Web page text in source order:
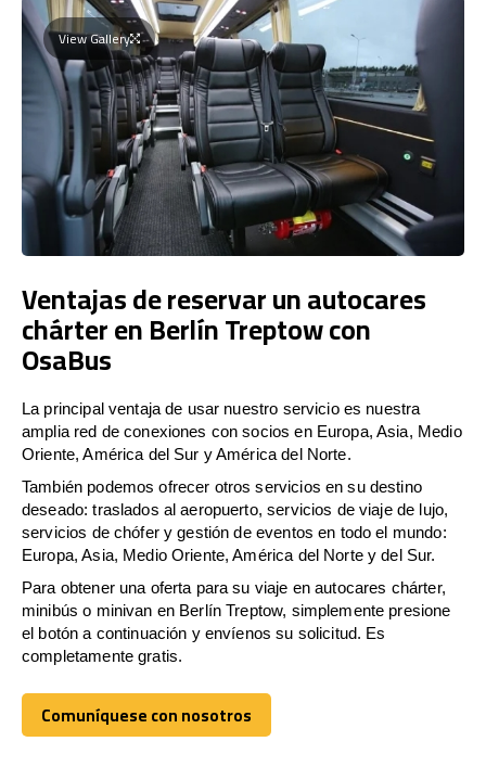
View Gallery
Ventajas de reservar un autocares
chárter en Berlín Treptow con
OsaBus
La principal ventaja de usar nuestro servicio es nuestra
amplia red de conexiones con socios en Europa, Asia, Medio
Oriente, América del Sur y América del Norte.
También podemos ofrecer otros servicios en su destino
deseado: traslados al aeropuerto, servicios de viaje de lujo,
servicios de chófer y gestión de eventos en todo el mundo:
Europa, Asia, Medio Oriente, América del Norte y del Sur.
Para obtener una oferta para su viaje en autocares chárter,
minibús o minivan en Berlín Treptow, simplemente presione
el botón a continuación y envíenos su solicitud. Es
completamente gratis.
Comuníquese con nosotros
Comuníquese con nosotros